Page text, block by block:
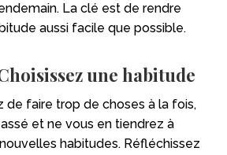
La clé est de rendre
aussi facile que possible.
une habitude
de faire trop de choses à la fois,
et ne vous en tiendrez à
habitudes. Réfléchissez